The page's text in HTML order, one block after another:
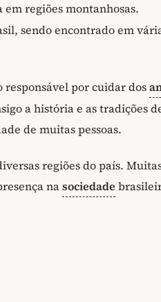
regiões montanhosas.
sendo encontrado em
por cuidar dos
a história e as tradições
de muitas pessoas.
regiões do país.
nasociedade